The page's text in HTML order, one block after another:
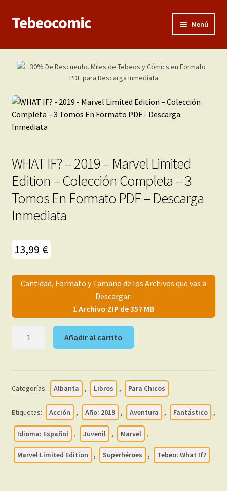
Ir
Ir
al
Tebeocomic Menú
Inicio
menú
Franco-Belga
Adultos
Inéditas
Demos
WHAT IF? – 2019 – Marvel Limited
Edition – Colección Completa – 3
Tomos En Formato PDF – Descarga
Inmediata
13,99 €
Cantidad, Formato y Tamaño de los Archivos que vas a
Descargar:
1 Archivo ZIP de 357 MB
Marvel
Limited
Colección
Completa
Añadir al carrito
Categorías: Albanta , Libros , Para Chicos
Etiquetas: Acción , Año: 2019 , Aventura , Fantástico ,
Idioma: Español , Juvenil , Marvel ,
Marvel Limited Edition , Superhéroes , Tebeo: What If?